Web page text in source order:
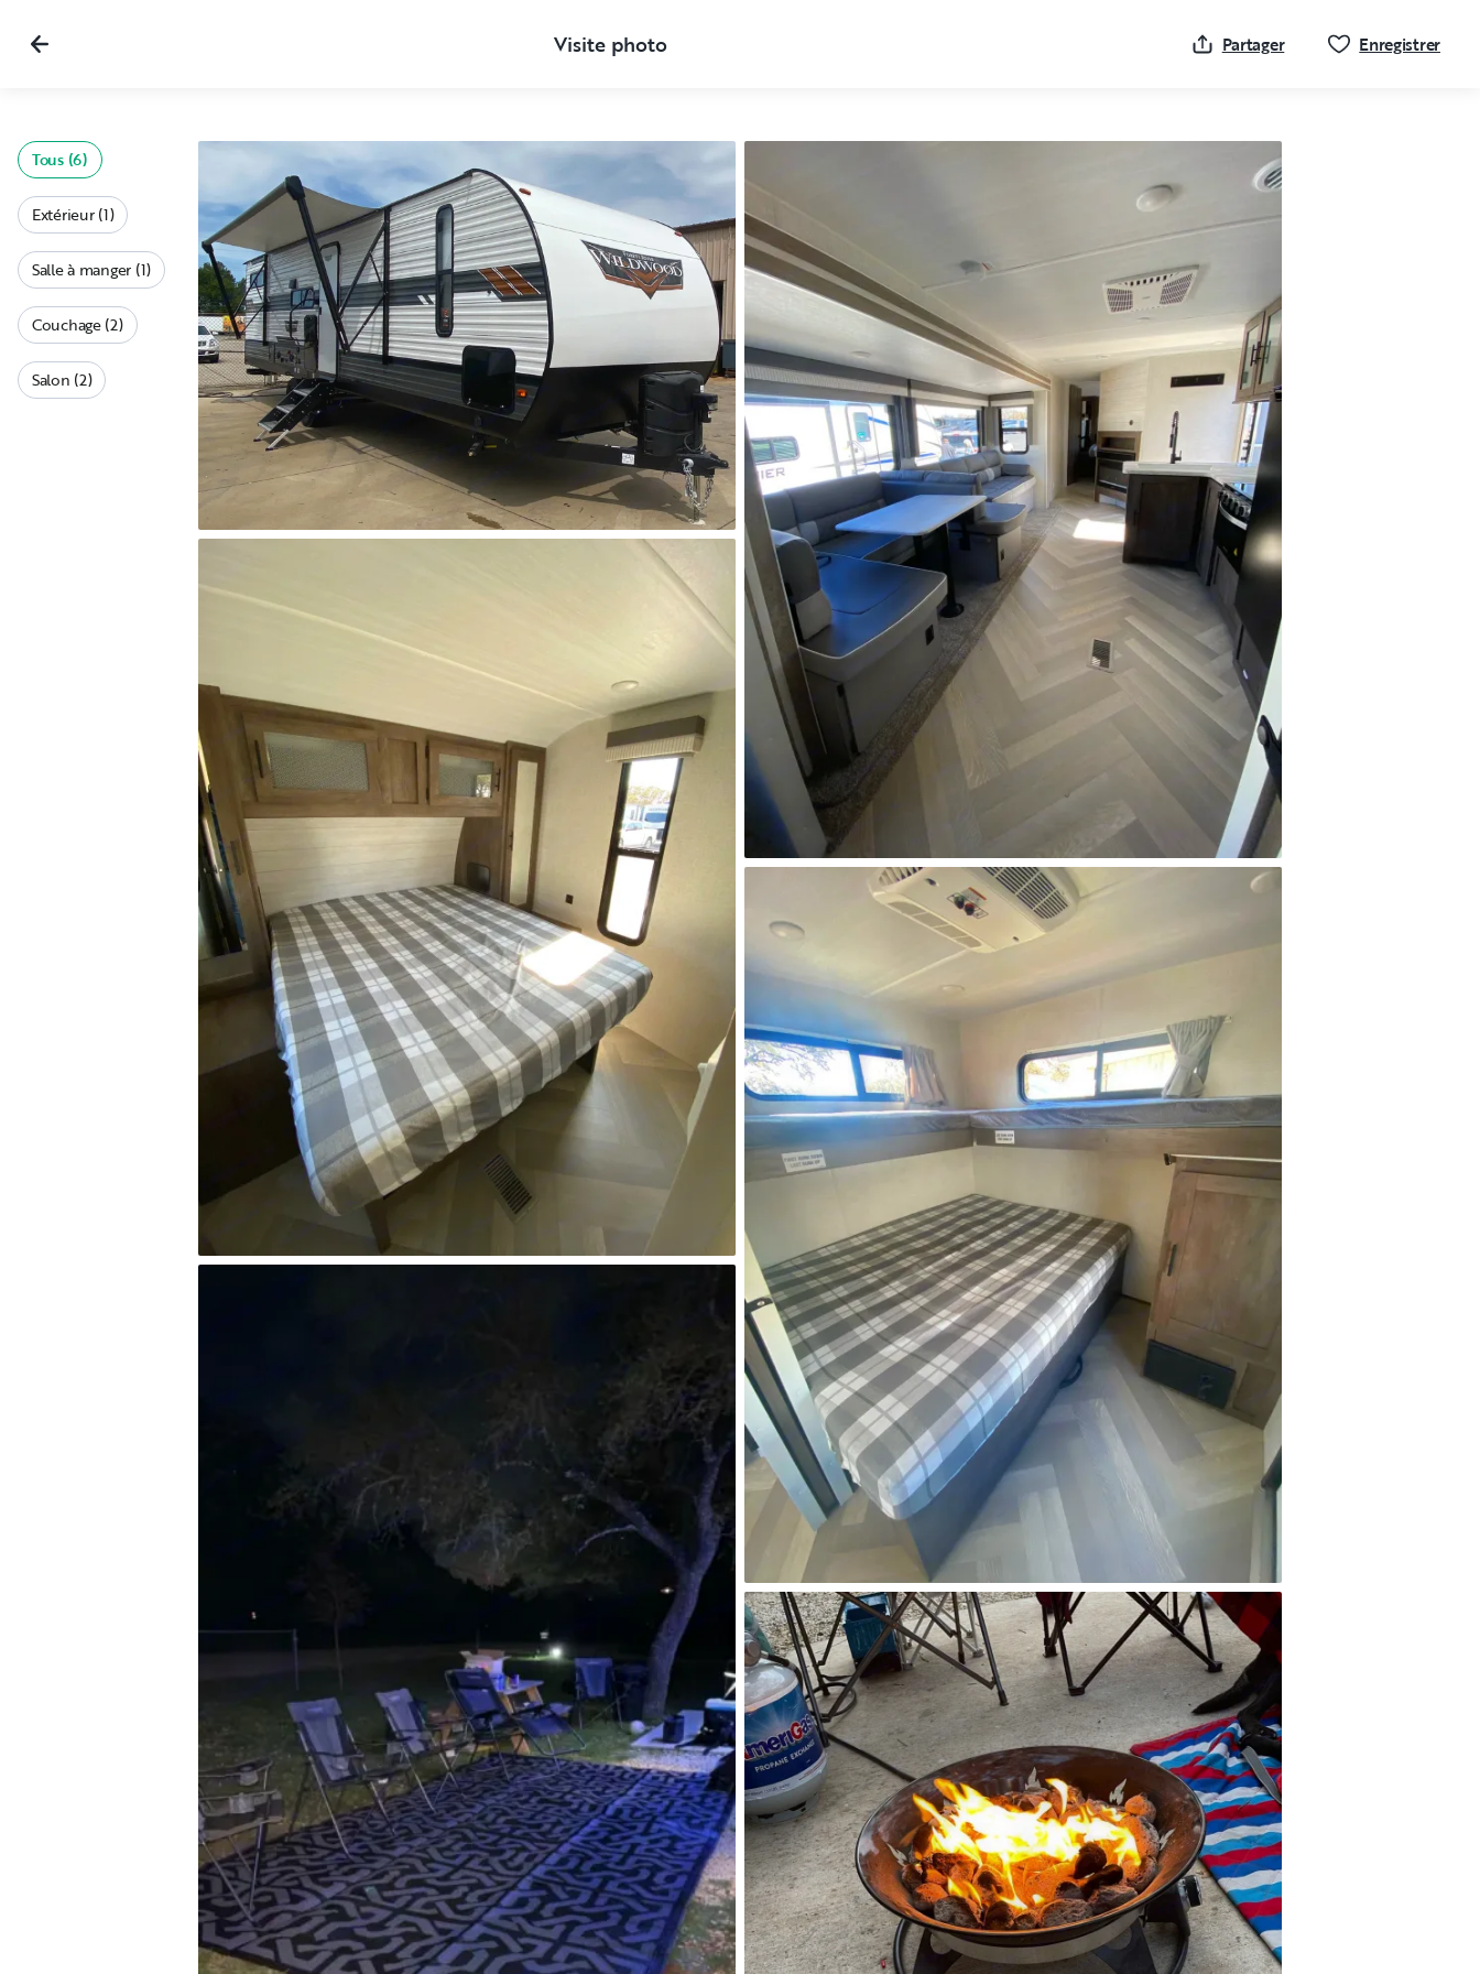
Visite photo Partager Enregistrer
Tous (6)
Extérieur (1)
Salle à manger (1)
Couchage (2)
Salon (2)